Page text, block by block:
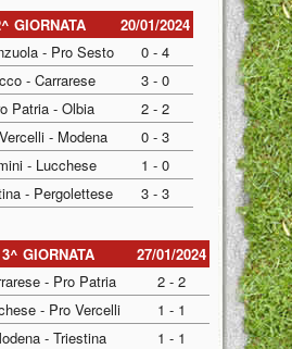
GIORNATA
20/01/2024
- Pro Sesto
0 - 4
- Carrarese
3 - 0
Patria - Olbia
2 - 2
- Modena
0 - 3
- Lucchese
1 - 0
- Pergolettese 3 - 3
3^ GIORNATA
27/01/2024
- Pro Patria
2 - 2
- Pro Vercelli
1 - 1
- Triestina
1 - 1